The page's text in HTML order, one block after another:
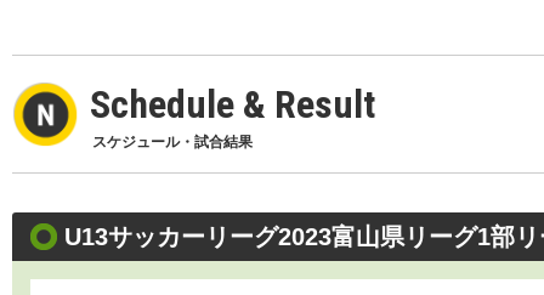
Schedule & Result
スケジュール・試合結果
U13サッカーリーグ2023富山県リーグ1部